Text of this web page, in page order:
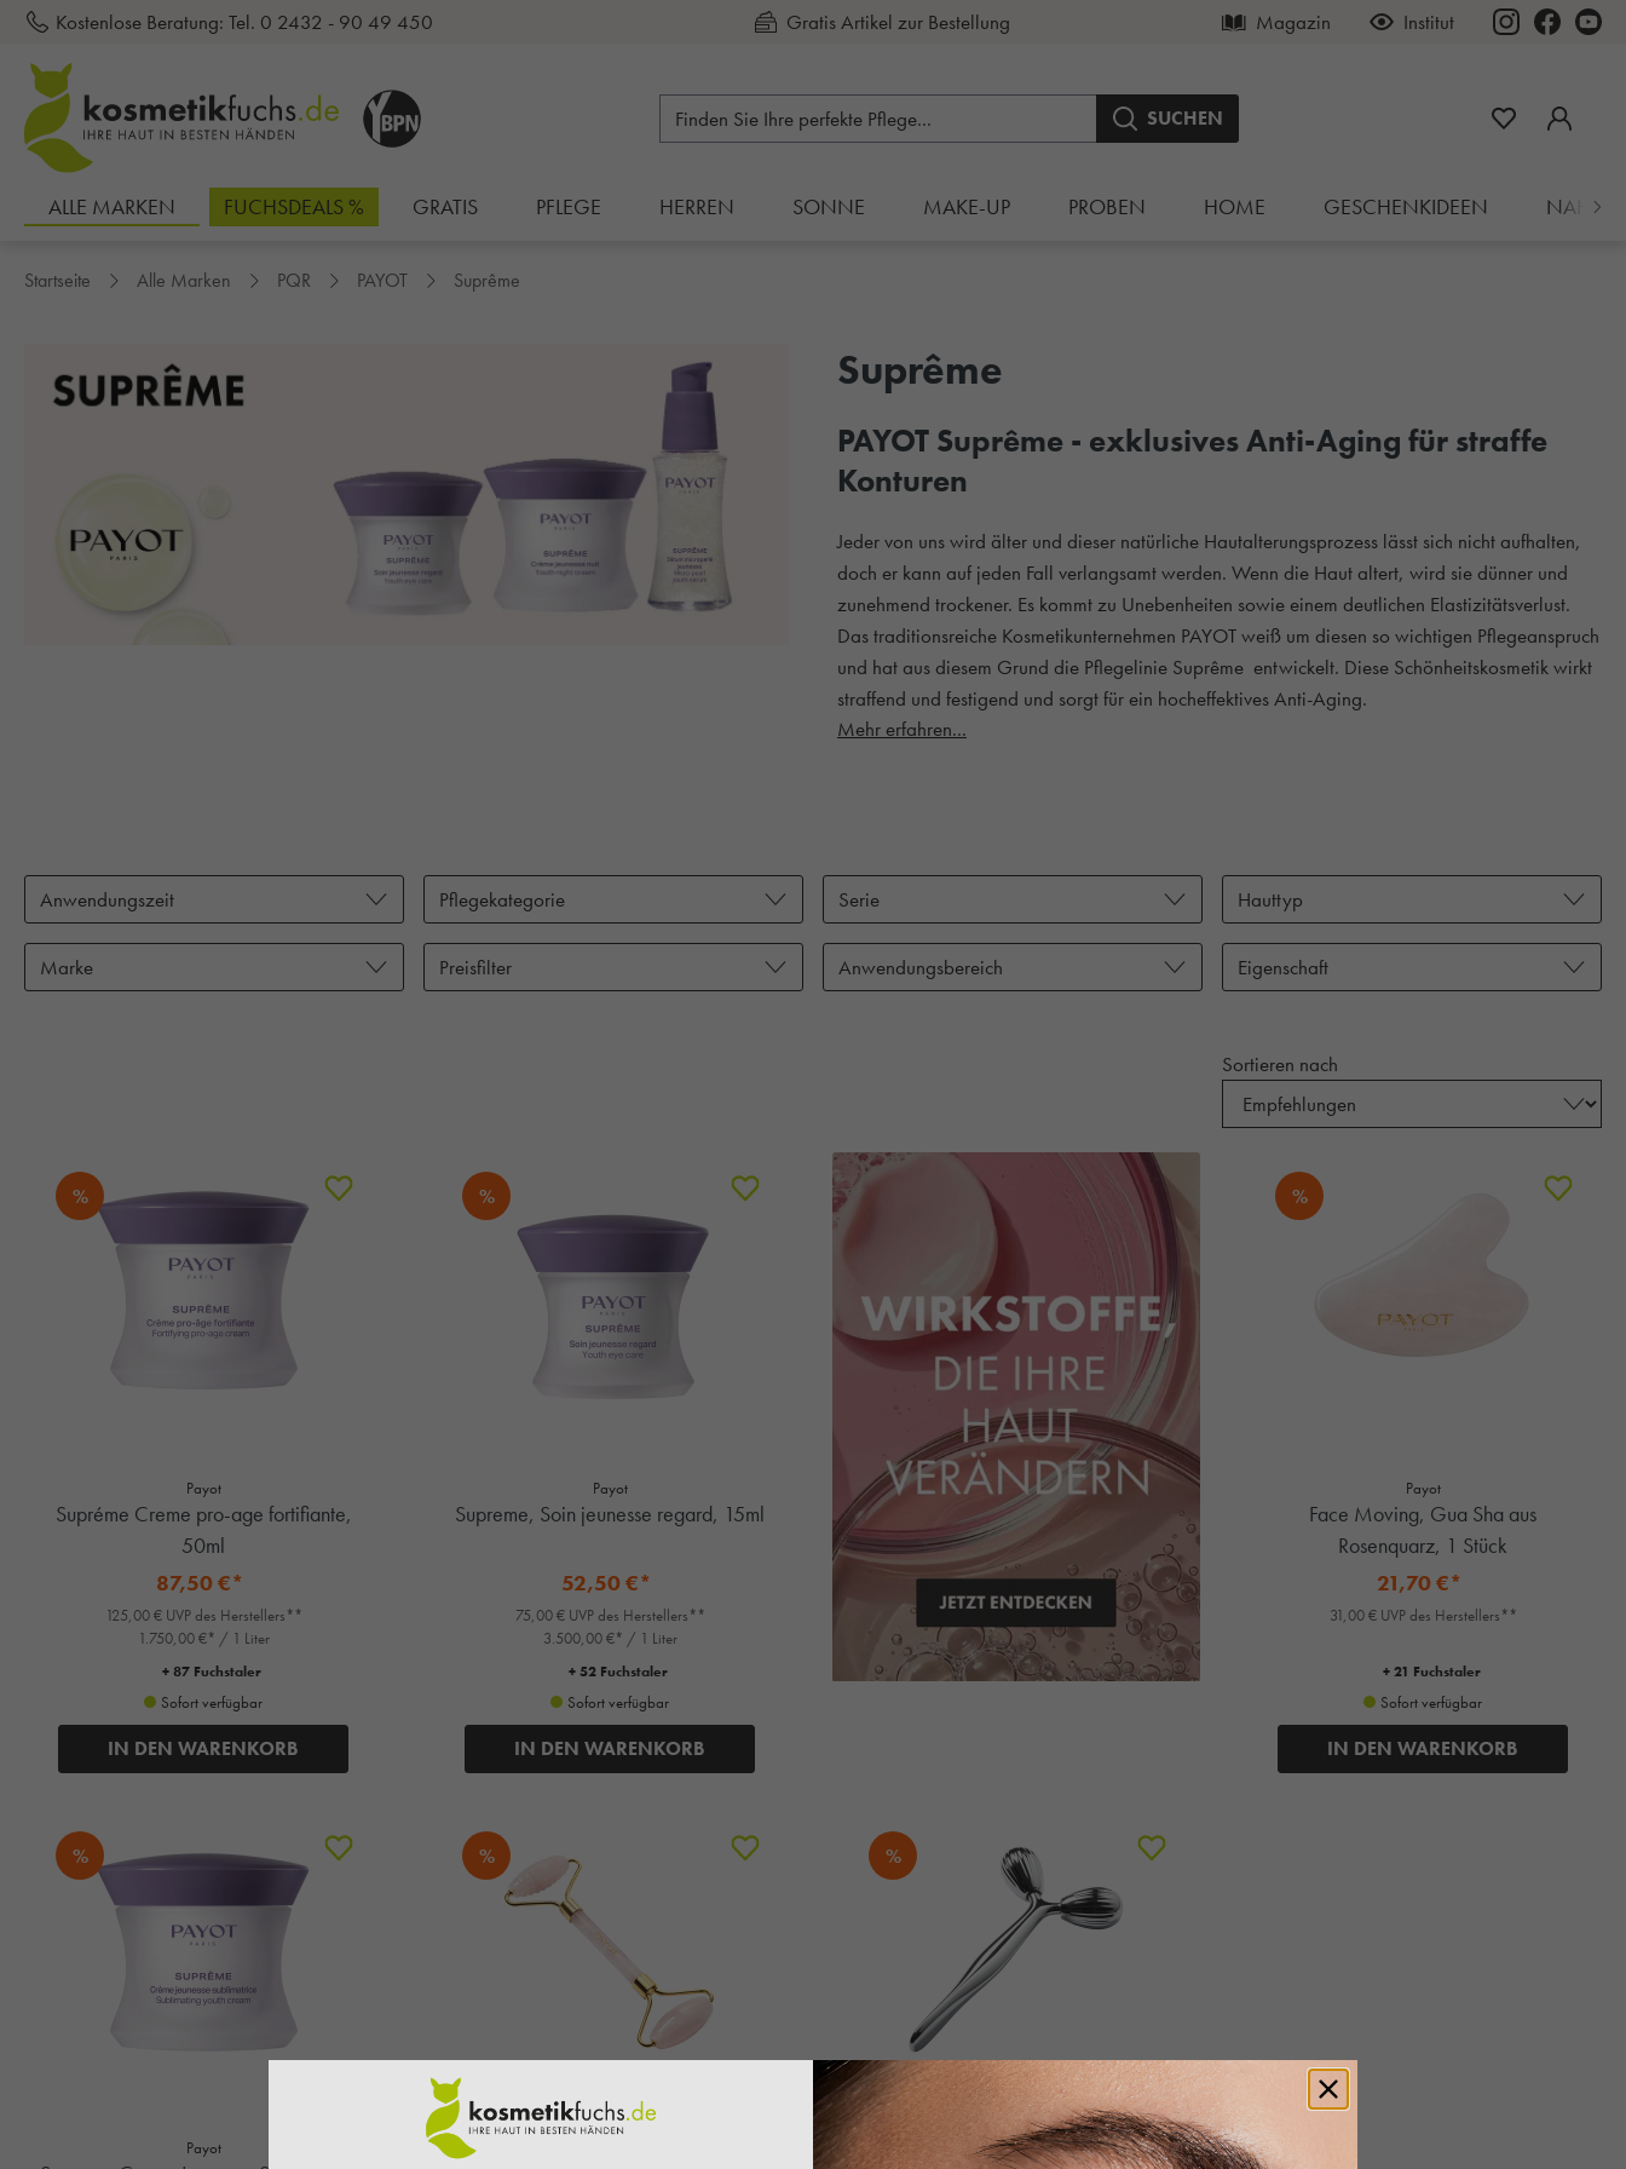
springen
Kostenlose Beratung: Tel. 0 2432 - 90 49 450 Kauf auf Rechnung Magazin Institut
SUCHEN
ALLE MARKEN FUCHSDEALS % GRATIS PFLEGE HERREN SONNE MAKE-UP PROBEN HOME GESCHENKIDEEN
Startseite Alle Marken PQR PAYOT Suprême
Suprême
PAYOT Suprême - exklusives Anti-Aging für straffe
Konturen
Jeder von uns wird älter und dieser natürliche Hautalterungsprozess lässt sich nicht aufhalten,
doch er kann auf jeden Fall verlangsamt werden. Wenn die Haut altert, wird sie dünner und
zunehmend trockener. Es kommt zu Unebenheiten sowie einem deutlichen Elastizitätsverlust.
Das traditionsreiche Kosmetikunternehmen PAYOT weiß um diesen so wichtigen Pflegeanspruch
und hat aus diesem Grund die Pflegelinie Suprême entwickelt. Diese Schönheitskosmetik wirkt
straffend und festigend und sorgt für ein hocheffektives Anti-Aging.
Mehr erfahren...
Anwendungszeit Pflegekategorie Serie Hauttyp
Marke Preisfilter Anwendungsbereich Eigenschaft
Sortieren nach
%
Payot
Supréme Creme pro-age fortifiante,
50ml
87,50 €*
125,00 € UVP des Herstellers**
1.750,00 €* / 1 Liter
+ 87 Fuchstaler
Sofort verfügbar
IN DEN WARENKORB
%
Payot
Supreme, Soin jeunesse regard, 15ml
52,50 €*
75,00 € UVP des Herstellers**
3.500,00 €* / 1 Liter
+ 52 Fuchstaler
Sofort verfügbar
IN DEN WARENKORB
%
Payot
Face Moving, Gua Sha aus
Rosenquarz, 1 Stück
21,70 €*
31,00 € UVP des Herstellers**
+ 21 Fuchstaler
Sofort verfügbar
IN DEN WARENKORB
%
Payot
% %
Payot